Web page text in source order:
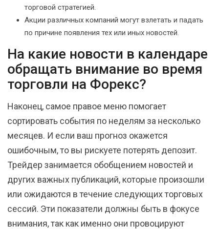
торговой стратегией.
Акции различных компаний могут взлетать и падать
по причине появления тех или иных новостей.
На какие новости в календаре
обращать внимание во время
торговли на Форекс?
Наконец, самое правое меню помогает
сортировать события по неделям за несколько
месяцев. И если ваш прогноз окажется
ошибочным, то вы рискуете потерять депозит.
Трейдер занимается обобщением новостей и
других важных публикаций, которые произошли
или ожидаются в течение следующих торговых
сессий. Эти показатели должны быть в фокусе
внимания, так как именно они провоцируют